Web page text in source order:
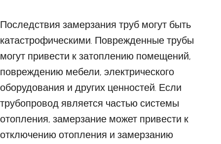
Последствия замерзания труб могут быть
катастрофическими. Поврежденные трубы
могут привести к затоплению помещений,
повреждению мебели, электрического
оборудования и других ценностей. Если
трубопровод является частью системы
отопления, замерзание может привести к
отключению отопления и замерзанию